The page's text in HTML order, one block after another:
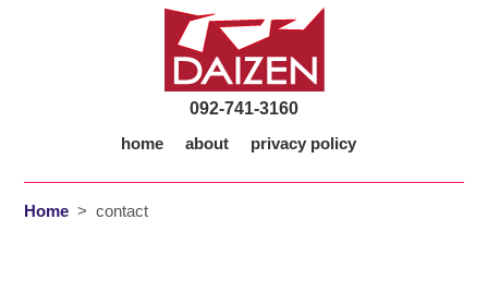
092-741-3160
home
about privacy policy
Home >contact